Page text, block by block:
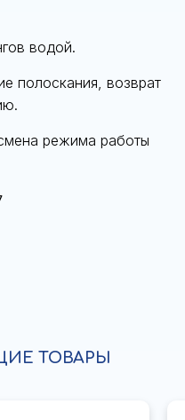
водой.
полоскания, возврат
режима работы
ТОВАРЫ